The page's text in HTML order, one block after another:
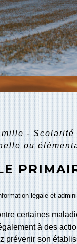
- Scolarité
ou
légale et
certaines
à des
prévenir son